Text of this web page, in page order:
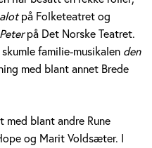
på Folketeatret og
på Det Norske Teatret.
familie-musikalen den
med blant annet Brede
med blant andre Rune
og Marit Voldsæter. I